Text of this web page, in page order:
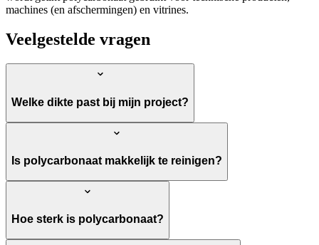
machines (en afschermingen) en vitrines.
Veelgestelde vragen
Welke dikte past bij mijn project?
Is polycarbonaat makkelijk te reinigen?
Hoe sterk is polycarbonaat?